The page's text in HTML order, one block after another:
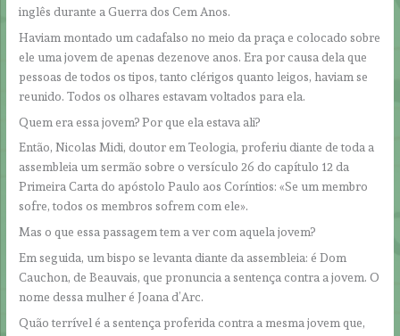
inglês durante a Guerra dos Cem Anos.
Haviam montado um cadafalso no meio da praça e colocado sobre
ele uma jovem de apenas dezenove anos. Era por causa dela que
pessoas de todos os tipos, tanto clérigos quanto leigos, haviam se
reunido. Todos os olhares estavam voltados para ela.
Quem era essa jovem? Por que ela estava ali?
Então, Nicolas Midi, doutor em Teologia, proferiu diante de toda a
assembleia um sermão sobre o versículo 26 do capítulo 12 da
Primeira Carta do apóstolo Paulo aos Coríntios: «Se um membro
sofre, todos os membros sofrem com ele».
Mas o que essa passagem tem a ver com aquela jovem?
Em seguida, um bispo se levanta diante da assembleia: é Dom
Cauchon, de Beauvais, que pronuncia a sentença contra a jovem. O
nome dessa mulher é Joana d’Arc.
Quão terrível é a sentença proferida contra a mesma jovem que,